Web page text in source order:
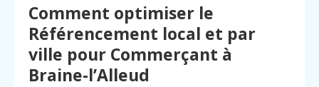
Comment optimiser le
Référencement local et par
ville pour Commerçant à
Braine-l’Alleud